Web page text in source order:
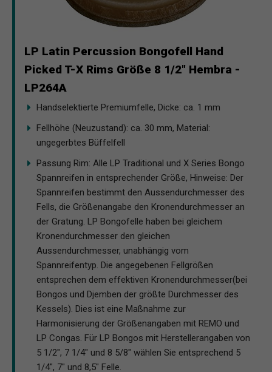
LP Latin Percussion Bongofell Hand
Picked T-X Rims Größe 8 1/2" Hembra -
LP264A
Handselektierte Premiumfelle, Dicke: ca. 1 mm
Fellhöhe (Neuzustand): ca. 30 mm, Material:
ungegerbtes Büffelfell
Passung Rim: Alle LP Traditional und X Series Bongo
Spannreifen in entsprechender Größe, Hinweise: Der
Spannreifen bestimmt den Aussendurchmesser des
Fells, die Größenangabe den Kronendurchmesser an
der Gratung. LP Bongofelle haben bei gleichem
Kronendurchmesser den gleichen
Aussendurchmesser, unabhängig vom
Spannreifentyp. Die angegebenen Fellgrößen
entsprechen dem effektiven Kronendurchmesser(bei
Bongos und Djemben der größte Durchmesser des
Kessels). Dies ist eine Maßnahme zur
Harmonisierung der Größenangaben mit REMO und
LP Congas. Für LP Bongos mit Herstellerangaben von
5 1/2", 7 1/4" und 8 5/8" wählen Sie entsprechend 5
1/4", 7" und 8,5" Felle.